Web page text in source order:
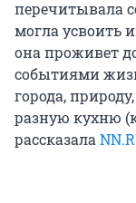
перечитывала
могла усвоить
она проживет
событиями
города,
разную кухню (к
рассказала